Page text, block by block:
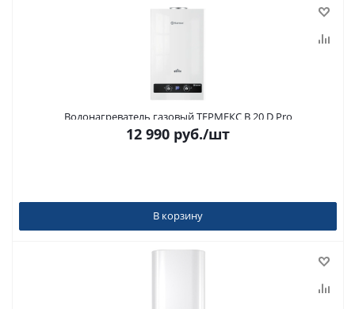
Водонагреватель газовый ТЕРМЕКС B 20 D Pro
12 990 руб./шт
В корзину